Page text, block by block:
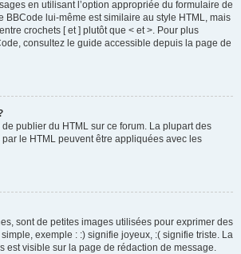
en utilisant l’option appropriée du formulaire de
BBCode lui-même est similaire au style HTML, mais
crochets [ et ] plutôt que < et >. Pour plus
consultez le guide accessible depuis la page de
de publier du HTML sur ce forum. La plupart des
le HTML peuvent être appliquées avec les
sont de petites images utilisées pour exprimer des
exemple : :) signifie joyeux, :( signifie triste. La
est visible sur la page de rédaction de message.